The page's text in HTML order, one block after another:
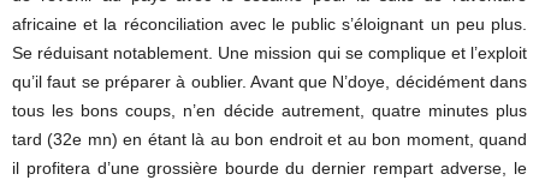
africaine et la réconciliation avec le public s’éloignant un peu plus.
Se réduisant notablement. Une mission qui se complique et l’exploit
qu’il faut se préparer à oublier. Avant que N’doye, décidément dans
tous les bons coups, n’en décide autrement, quatre minutes plus
tard (32e mn) en étant là au bon endroit et au bon moment, quand
il profitera d’une grossière bourde du dernier rempart adverse, le